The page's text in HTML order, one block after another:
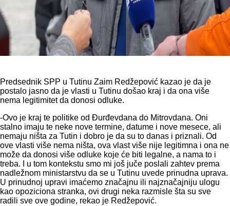
Predsednik SPP u Tutinu Zaim Redžepović kazao je da je
postalo jasno da je vlasti u Tutinu došao kraj i da ona više
nema legitimitet da donosi odluke.
-Ovo je kraj te politike od Đurđevdana do Mitrovdana. Oni
stalno imaju te neke nove termine, datume i nove mesece, ali
nemaju ništa za Tutin i dobro je da su to danas i priznali. Od
ove vlasti više nema ništa, ova vlast više nije legitimna i ona ne
može da donosi više odluke koje će biti legalne, a nama to i
treba. I u tom kontekstu smo mi još juče poslali zahtev prema
nadležnom ministarstvu da se u Tutinu uvede prinudna uprava.
U prinudnoj upravi imaćemo značajnu ili najznačajniju ulogu
kao opoziciona stranka, ovi drugi neka razmisle šta su sve
radili sve ove godine, rekao je Redžepović.